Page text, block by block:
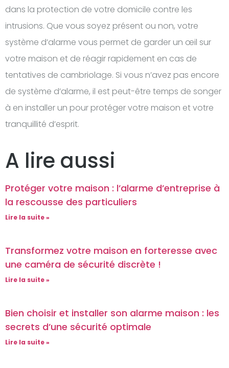
dans la protection de votre domicile contre les
intrusions. Que vous soyez présent ou non, votre
système d’alarme vous permet de garder un œil sur
votre maison et de réagir rapidement en cas de
tentatives de cambriolage. Si vous n’avez pas encore
de système d’alarme, il est peut-être temps de songer
à en installer un pour protéger votre maison et votre
tranquillité d’esprit.
A lire aussi
Protéger votre maison : l’alarme d’entreprise à
la rescousse des particuliers
Lire la suite »
Transformez votre maison en forteresse avec
une caméra de sécurité discrète !
Lire la suite »
Bien choisir et installer son alarme maison : les
secrets d’une sécurité optimale
Lire la suite »